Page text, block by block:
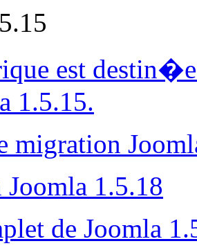
est
1.5.15.
migration
1.5.18
de Joomla